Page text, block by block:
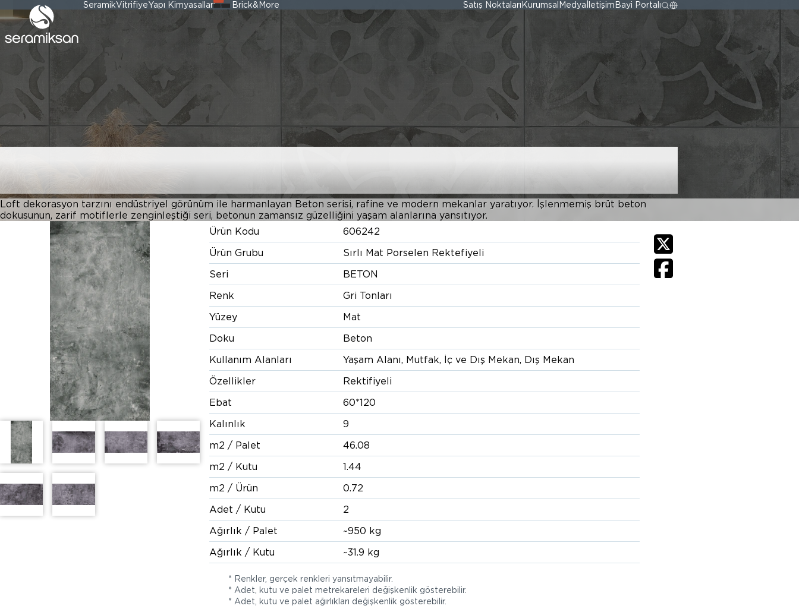
SeramikVitrifiyeYapı Kimyasalları Brick&More Satış Noktaları Kurumsal Medya İletişim Bayi Portalı
60*120 BETON KOYU GRİ
Loft dekorasyon tarzını endüstriyel görünüm ile harmanlayan Beton serisi, rafine ve modern mekanlar yaratıyor. İşlenmemiş brüt beton
dokusunun, zarif motiflerle zenginleştiği seri, betonun zamansız güzelliğini yaşam alanlarına yansıtıyor.
Ürün Kodu
606242
Ürün Grubu
Sırlı Mat Porselen Rektefiyeli
Seri
BETON
Renk
Gri Tonları
Yüzey
Mat
Doku
Beton
Kullanım Alanları
Yaşam Alanı, Mutfak, İç ve Dış Mekan, Dış Mekan
Özellikler
Rektifiyeli
Ebat
60*120
Kalınlık
9
m2 / Palet
46.08
m2 / Kutu
1.44
m2 / Ürün
0.72
Adet / Kutu
2
Ağırlık / Palet
~950 kg
Ağırlık / Kutu
~31.9 kg
* Renkler, gerçek renkleri yansıtmayabilir.
* Adet, kutu ve palet metrekareleri değişkenlik gösterebilir.
* Adet, kutu ve palet ağırlıkları değişkenlik gösterebilir.